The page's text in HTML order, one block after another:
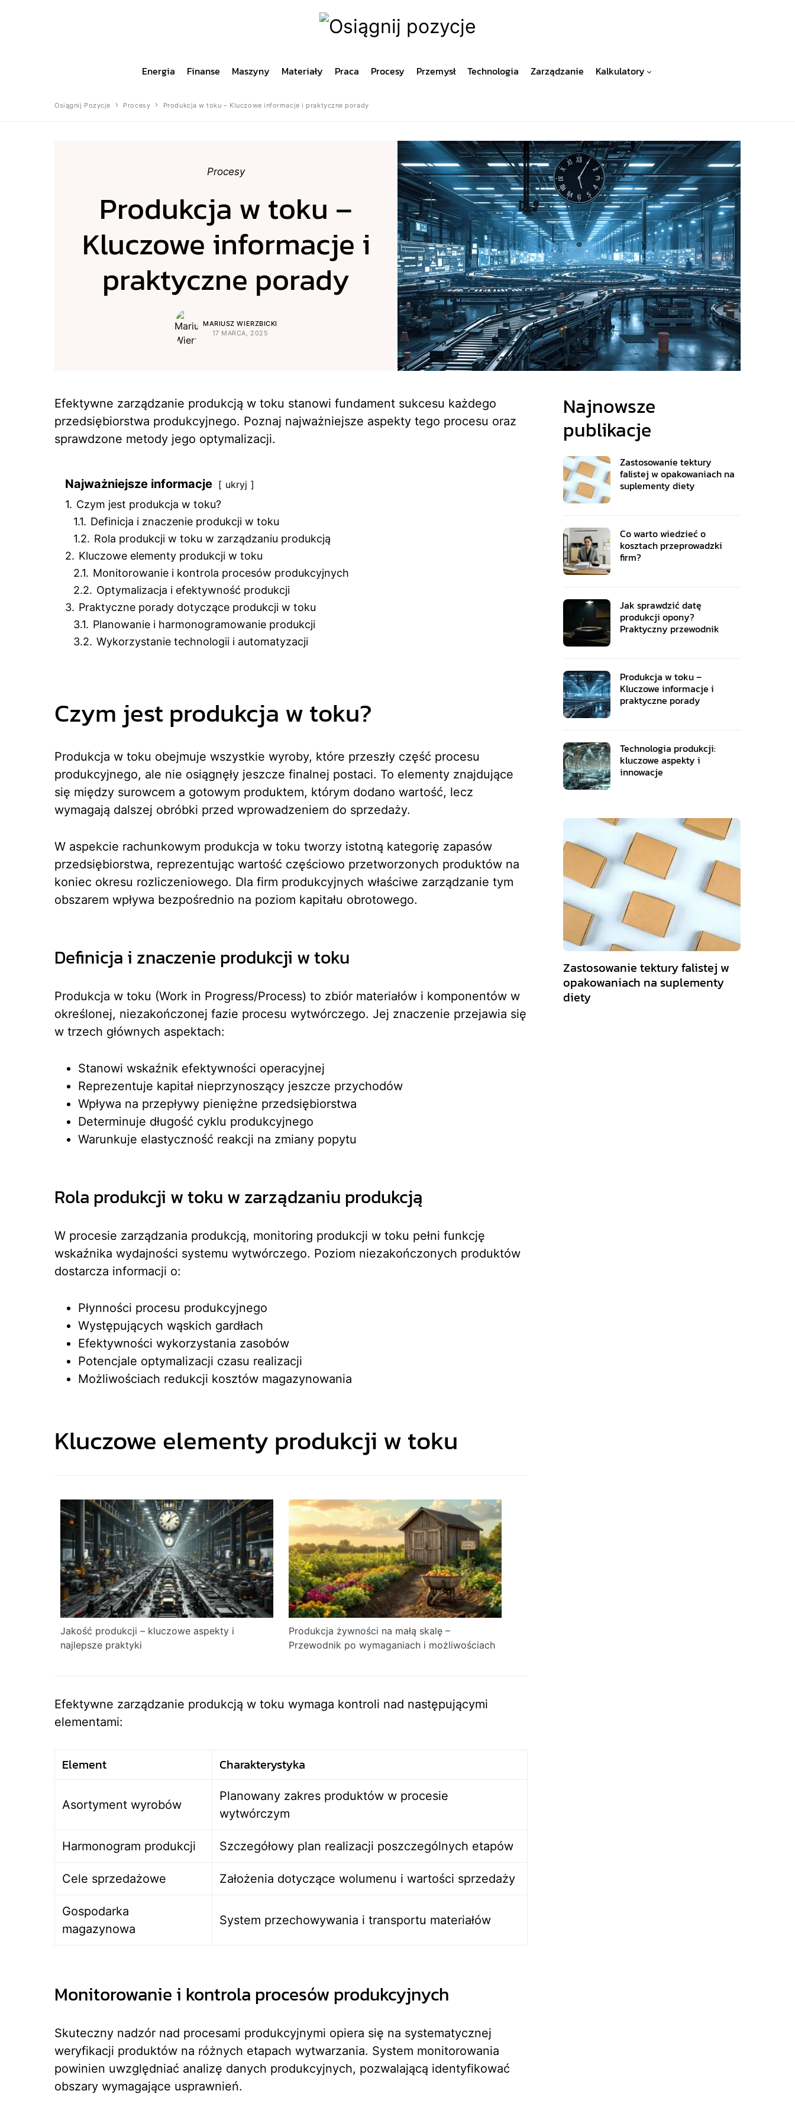
Energia Finanse Maszyny Materiały Praca Procesy Przemysł Technologia Zarządzanie Kalkulatory
Osiągnij Pozycje Procesy Produkcja w toku – Kluczowe informacje i praktyczne porady
Procesy
Produkcja w toku –
Kluczowe informacje i
praktyczne porady
MARIUSZ WIERZBICKI
17 MARCA, 2025
Efektywne zarządzanie produkcją w toku stanowi fundament sukcesu każdego
przedsiębiorstwa produkcyjnego. Poznaj najważniejsze aspekty tego procesu oraz
sprawdzone metody jego optymalizacji.
Najważniejsze informacje ukryj
1. Czym jest produkcja w toku?
1.1. Definicja i znaczenie produkcji w toku
1.2. Rola produkcji w toku w zarządzaniu produkcją
2. Kluczowe elementy produkcji w toku
2.1. Monitorowanie i kontrola procesów produkcyjnych
2.2. Optymalizacja i efektywność produkcji
3. Praktyczne porady dotyczące produkcji w toku
3.1. Planowanie i harmonogramowanie produkcji
3.2. Wykorzystanie technologii i automatyzacji
Czym jest produkcja w toku?
Produkcja w toku obejmuje wszystkie wyroby, które przeszły część procesu
produkcyjnego, ale nie osiągnęły jeszcze finalnej postaci. To elementy znajdujące
się między surowcem a gotowym produktem, którym dodano wartość, lecz
wymagają dalszej obróbki przed wprowadzeniem do sprzedaży.
W aspekcie rachunkowym produkcja w toku tworzy istotną kategorię zapasów
przedsiębiorstwa, reprezentując wartość częściowo przetworzonych produktów na
koniec okresu rozliczeniowego. Dla firm produkcyjnych właściwe zarządzanie tym
obszarem wpływa bezpośrednio na poziom kapitału obrotowego.
Definicja i znaczenie produkcji w toku
Produkcja w toku (Work in Progress/Process) to zbiór materiałów i komponentów w
określonej, niezakończonej fazie procesu wytwórczego. Jej znaczenie przejawia się
w trzech głównych aspektach:
Stanowi wskaźnik efektywności operacyjnej
Reprezentuje kapitał nieprzynoszący jeszcze przychodów
Wpływa na przepływy pieniężne przedsiębiorstwa
Determinuje długość cyklu produkcyjnego
Warunkuje elastyczność reakcji na zmiany popytu
Rola produkcji w toku w zarządzaniu produkcją
W procesie zarządzania produkcją, monitoring produkcji w toku pełni funkcję
wskaźnika wydajności systemu wytwórczego. Poziom niezakończonych produktów
dostarcza informacji o:
Płynności procesu produkcyjnego
Występujących wąskich gardłach
Efektywności wykorzystania zasobów
Potencjale optymalizacji czasu realizacji
Możliwościach redukcji kosztów magazynowania
Kluczowe elementy produkcji w toku
Jakość produkcji – kluczowe aspekty i
najlepsze praktyki
Produkcja żywności na małą skalę –
Przewodnik po wymaganiach i możliwościach
Efektywne zarządzanie produkcją w toku wymaga kontroli nad następującymi
elementami:
Element Charakterystyka
Asortyment wyrobów
Planowany zakres produktów w procesie
wytwórczym
Harmonogram produkcji Szczegółowy plan realizacji poszczególnych etapów
Cele sprzedażowe Założenia dotyczące wolumenu i wartości sprzedaży
Gospodarka
magazynowa
System przechowywania i transportu materiałów
Monitorowanie i kontrola procesów produkcyjnych
Skuteczny nadzór nad procesami produkcyjnymi opiera się na systematycznej
weryfikacji produktów na różnych etapach wytwarzania. System monitorowania
powinien uwzględniać analizę danych produkcyjnych, pozwalającą identyfikować
obszary wymagające usprawnień.
Najnowsze
publikacje
Zastosowanie tektury
falistej w opakowaniach na
suplementy diety
Co warto wiedzieć o
kosztach przeprowadzki
firm?
Jak sprawdzić datę
produkcji opony?
Praktyczny przewodnik
Produkcja w toku –
Kluczowe informacje i
praktyczne porady
Technologia produkcji:
kluczowe aspekty i
innowacje
Zastosowanie tektury falistej w
opakowaniach na suplementy
diety